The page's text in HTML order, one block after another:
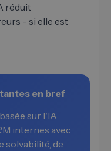
réduit
- si elle est
en bref
sur l'IA
internes avec
solvabilité, de